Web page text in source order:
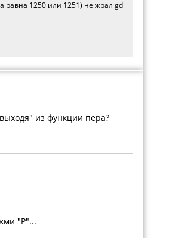
равна 1250 или 1251) не жрал gdi
из функции пера?
"P"...